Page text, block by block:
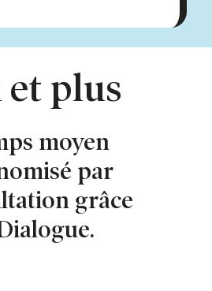
et plus
moyen
par
grâce